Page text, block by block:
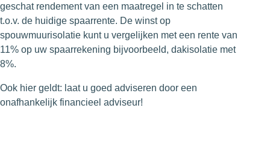
geschat rendement van een maatregel in te schatten
t.o.v. de huidige spaarrente. De winst op
spouwmuurisolatie kunt u vergelijken met een rente van
11% op uw spaarrekening bijvoorbeeld, dakisolatie met
8%.
Ook hier geldt: laat u goed adviseren door een
onafhankelijk financieel adviseur!